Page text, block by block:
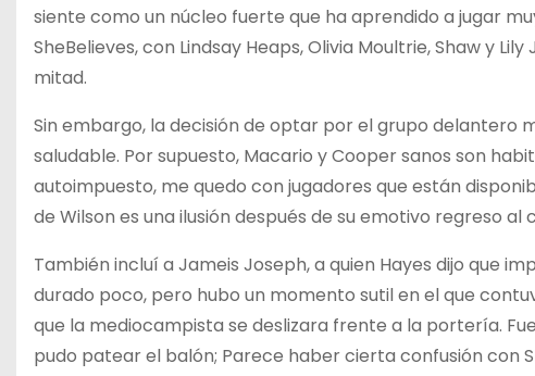
siente como un núcleo fuerte que ha aprendido a jugar
SheBelieves, con Lindsay Heaps, Olivia Moultrie, Shaw y
mitad.
Sin embargo, la decisión de optar por el grupo delantero
saludable. Por supuesto, Macario y Cooper sanos son
autoimpuesto, me quedo con jugadores que están
de Wilson es una ilusión después de su emotivo regreso
También incluí a Jameis Joseph, a quien Hayes dijo que
durado poco, pero hubo un momento sutil en el que
que la mediocampista se deslizara frente a la portería.
pudo patear el balón; Parece haber cierta confusión con